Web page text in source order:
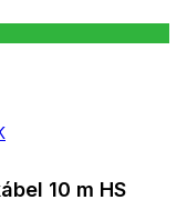
10 m HS